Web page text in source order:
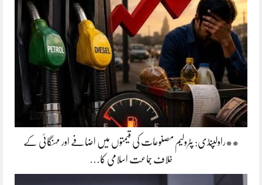
**راولپنڈی: پٹرولیم مصنوعات کی قیمتوں میں اضافے اور مہنگائی کے
خلاف جماعت اسلامی کا…